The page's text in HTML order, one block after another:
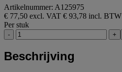
Artikelnummer: A125975
€ 77,50 excl. VAT € 93,78 incl. BTW
Per stuk
- +
Beschrijving